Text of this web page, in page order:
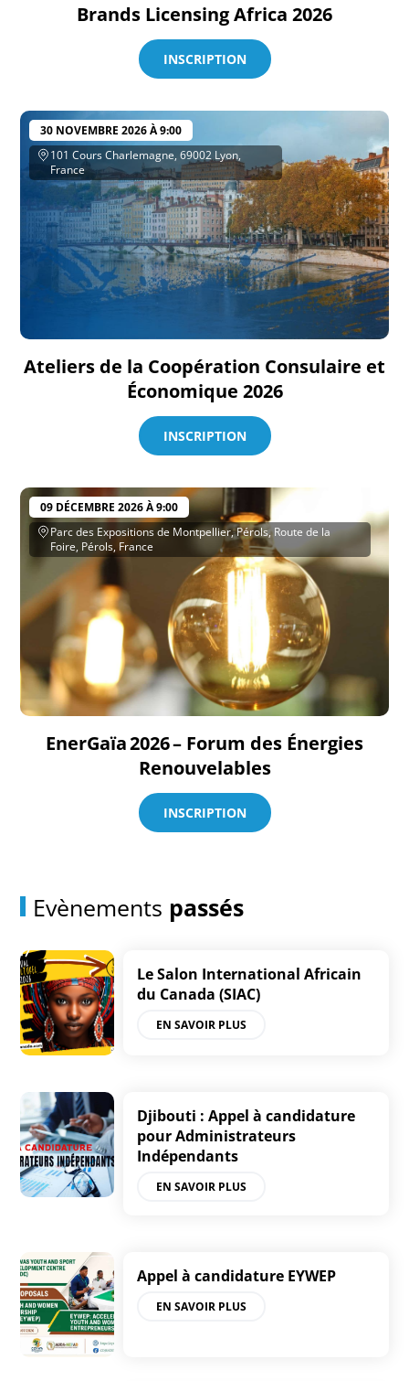
Brands Licensing Africa 2026
INSCRIPTION
30 NOVEMBRE 2026 À 9:00
101 Cours Charlemagne, 69002 Lyon,
France
Ateliers de la Coopération Consulaire et
Économique 2026
INSCRIPTION
09 DÉCEMBRE 2026 À 9:00
Parc des Expositions de Montpellier, Pérols, Route de la
Foire, Pérols, France
EnerGaïa 2026 – Forum des Énergies
Renouvelables
INSCRIPTION
Evènements passés
Le Salon International Africain
du Canada (SIAC)
EN SAVOIR PLUS
Djibouti : Appel à candidature
pour Administrateurs
Indépendants
EN SAVOIR PLUS
Appel à candidature EYWEP
EN SAVOIR PLUS